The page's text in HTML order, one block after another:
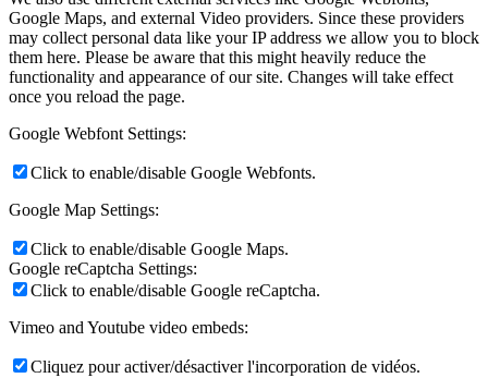
Google Maps, and external Video providers. Since these providers
may collect personal data like your IP address we allow you to block
them here. Please be aware that this might heavily reduce the
functionality and appearance of our site. Changes will take effect
once you reload the page.
Google Webfont Settings:
Click to enable/disable Google Webfonts.
Google Map Settings:
Click to enable/disable Google Maps.
Google reCaptcha Settings:
Click to enable/disable Google reCaptcha.
Vimeo and Youtube video embeds:
Cliquez pour activer/désactiver l'incorporation de vidéos.